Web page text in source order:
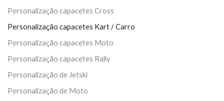
Personalização capacetes Cross
Personalização capacetes Kart / Carro
Personalização capacetes Moto
Personalização capacetes Rally
Personalização de Jetski
Personalização de Moto